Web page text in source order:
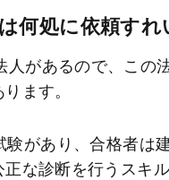
何処に依頼すれ
人があるので、この
ます。
があり、合格者は
な診断を行うスキ